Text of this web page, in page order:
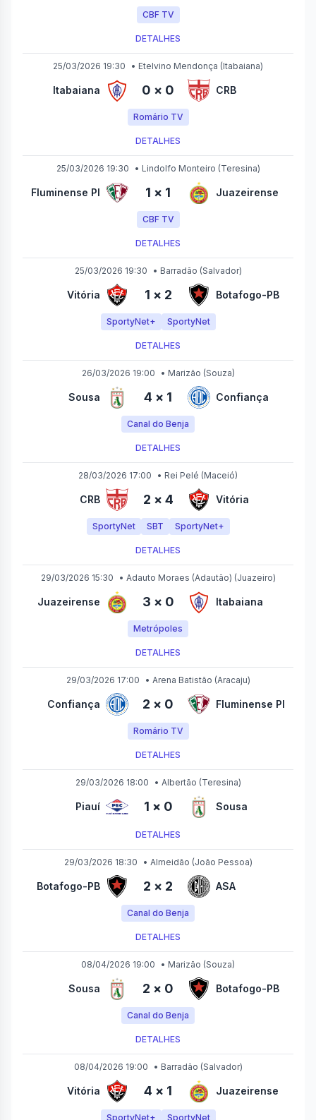
CBF TV
DETALHES
25/03/2026 19:30 • Etelvino Mendonça (Itabaiana)
Itabaiana 0 × 0 CRB
Romário TV
DETALHES
25/03/2026 19:30 • Lindolfo Monteiro (Teresina)
Fluminense PI 1 × 1 Juazeirense
CBF TV
DETALHES
25/03/2026 19:30 • Barradão (Salvador)
Vitória 1 × 2 Botafogo-PB
SportyNet+ SportyNet
DETALHES
26/03/2026 19:00 • Marizão (Souza)
Sousa 4 × 1 Confiança
Canal do Benja
DETALHES
28/03/2026 17:00 • Rei Pelé (Maceió)
CRB 2 × 4 Vitória
SportyNet SBT SportyNet+
DETALHES
29/03/2026 15:30 • Adauto Moraes (Adautão) (Juazeiro)
Juazeirense 3 × 0 Itabaiana
Metrópoles
DETALHES
29/03/2026 17:00 • Arena Batistão (Aracaju)
Confiança 2 × 0 Fluminense PI
Romário TV
DETALHES
29/03/2026 18:00 • Albertão (Teresina)
Piauí 1 × 0 Sousa
DETALHES
29/03/2026 18:30 • Almeidão (João Pessoa)
Botafogo-PB 2 × 2 ASA
Canal do Benja
DETALHES
08/04/2026 19:00 • Marizão (Souza)
Sousa 2 × 0 Botafogo-PB
Canal do Benja
DETALHES
08/04/2026 19:00 • Barradão (Salvador)
Vitória 4 × 1 Juazeirense
SportyNet+ SportyNet